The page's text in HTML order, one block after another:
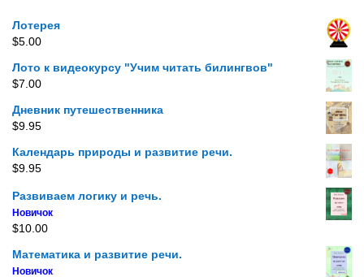
Лотерея
$5.00
Лото к видеокурсу "Учим читать билингвов"
$7.00
Дневник путешественника
$9.95
Календарь природы и развитие речи.
$9.95
Развиваем логику и речь.
Новичок
$10.00
Математика и развитие речи.
Новичок